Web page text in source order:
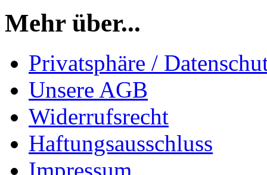
Mehr über...
Privatsphäre /
Unsere AGB
Widerrufsrecht
Haftungsausschluss
Impressum